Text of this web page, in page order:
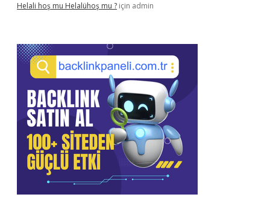
Helali hoş mu Helalühoş mu ? için admin